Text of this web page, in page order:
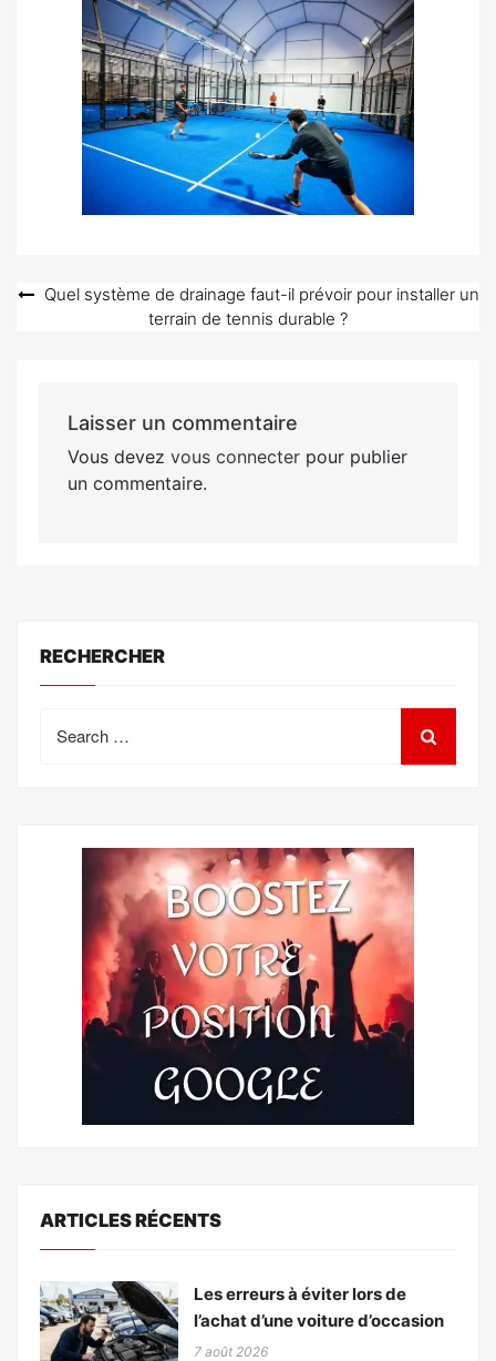
Navigation
Quel système de drainage faut-il prévoir pour installer un
terrain de tennis durable ?
Laisser un commentaire
Vous devez vous connecterpour publier
un commentaire.
RECHERCHER
for:
ARTICLES RÉCENTS
Les erreurs à éviter lors de
l’achat d’une voiture d’occasion
7 août 2026